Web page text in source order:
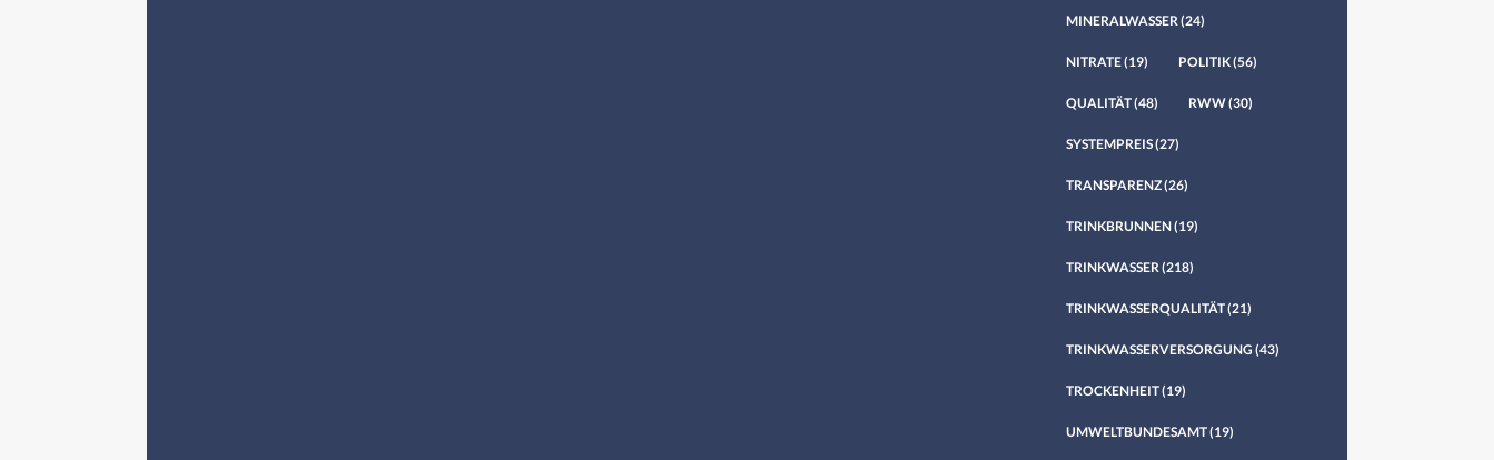
MINERALWASSER(24)
NITRATE(19) POLITIK(56)
QUALITÄT(48) RWW(30)
SYSTEMPREIS(27)
TRANSPARENZ(26)
TRINKBRUNNEN(19)
TRINKWASSER(218)
TRINKWASSERQUALITÄT(21)
TRINKWASSERVERSORGUNG (43)
TROCKENHEIT(19)
UMWELTBUNDESAMT(19)